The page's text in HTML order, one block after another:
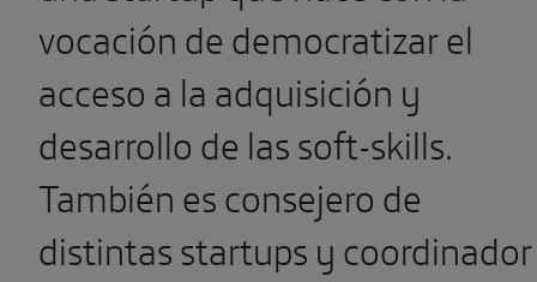
vocación de democratizar el
acceso a la adquisición y
desarrollo de las soft-skills.
También es consejero de
distintas startups y coordinador